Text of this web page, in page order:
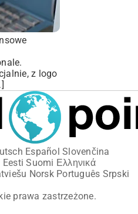
z logo
Español Slovenčina
Eesti Suomi Ελληνικά
Norsk Português Srpski
prawa zastrzeżone.